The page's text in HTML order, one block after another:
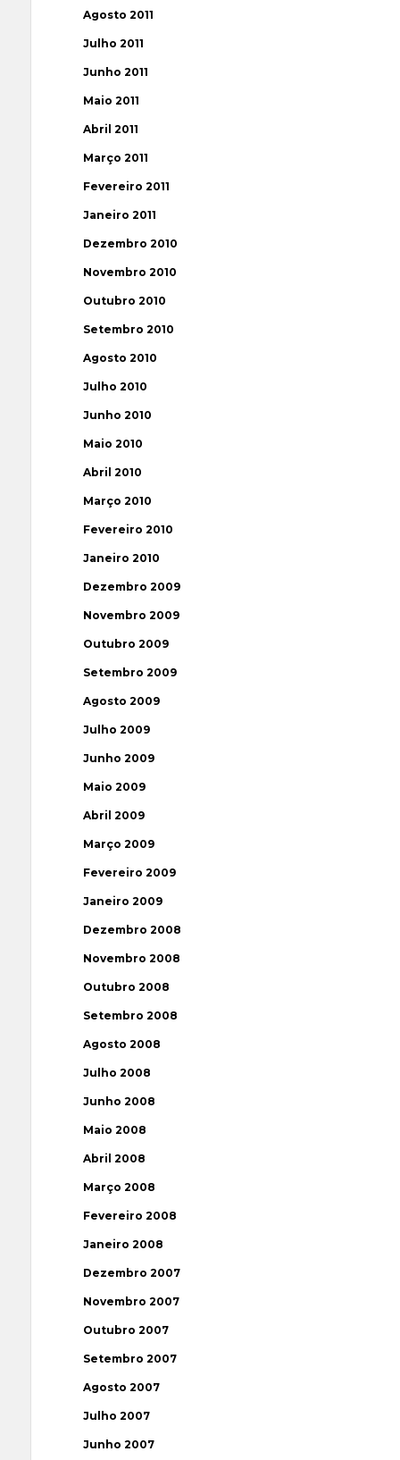
Agosto 2011
Julho 2011
Junho 2011
Maio 2011
Abril 2011
Março 2011
Fevereiro 2011
Janeiro 2011
Dezembro 2010
Novembro 2010
Outubro 2010
Setembro 2010
Agosto 2010
Julho 2010
Junho 2010
Maio 2010
Abril 2010
Março 2010
Fevereiro 2010
Janeiro 2010
Dezembro 2009
Novembro 2009
Outubro 2009
Setembro 2009
Agosto 2009
Julho 2009
Junho 2009
Maio 2009
Abril 2009
Março 2009
Fevereiro 2009
Janeiro 2009
Dezembro 2008
Novembro 2008
Outubro 2008
Setembro 2008
Agosto 2008
Julho 2008
Junho 2008
Maio 2008
Abril 2008
Março 2008
Fevereiro 2008
Janeiro 2008
Dezembro 2007
Novembro 2007
Outubro 2007
Setembro 2007
Agosto 2007
Julho 2007
Junho 2007